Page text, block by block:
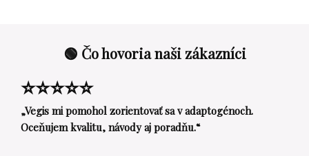
🟢 Čo hovoria naši zákazníci
⭐⭐⭐⭐⭐
„Vegis mi pomohol zorientovať sa v adaptogénoch.
Oceňujem kvalitu, návody aj poradňu.“